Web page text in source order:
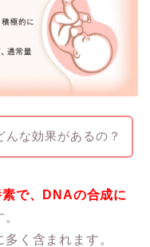
な効果があるの？
で、DNAの合成に
く含まれます。